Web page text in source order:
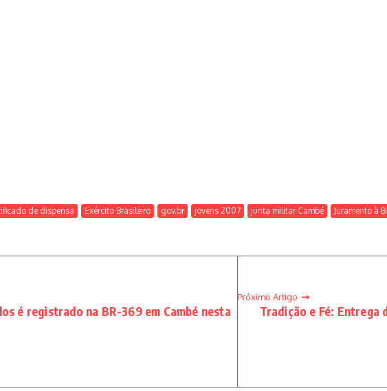
de dispensa Exército Brasileiro gov.br jovens 2007 junta militar Cambé Juramento à
é registrado na BR-369 em Cambé nesta
Próximo Artigo
Tradição e Fé: Entrega